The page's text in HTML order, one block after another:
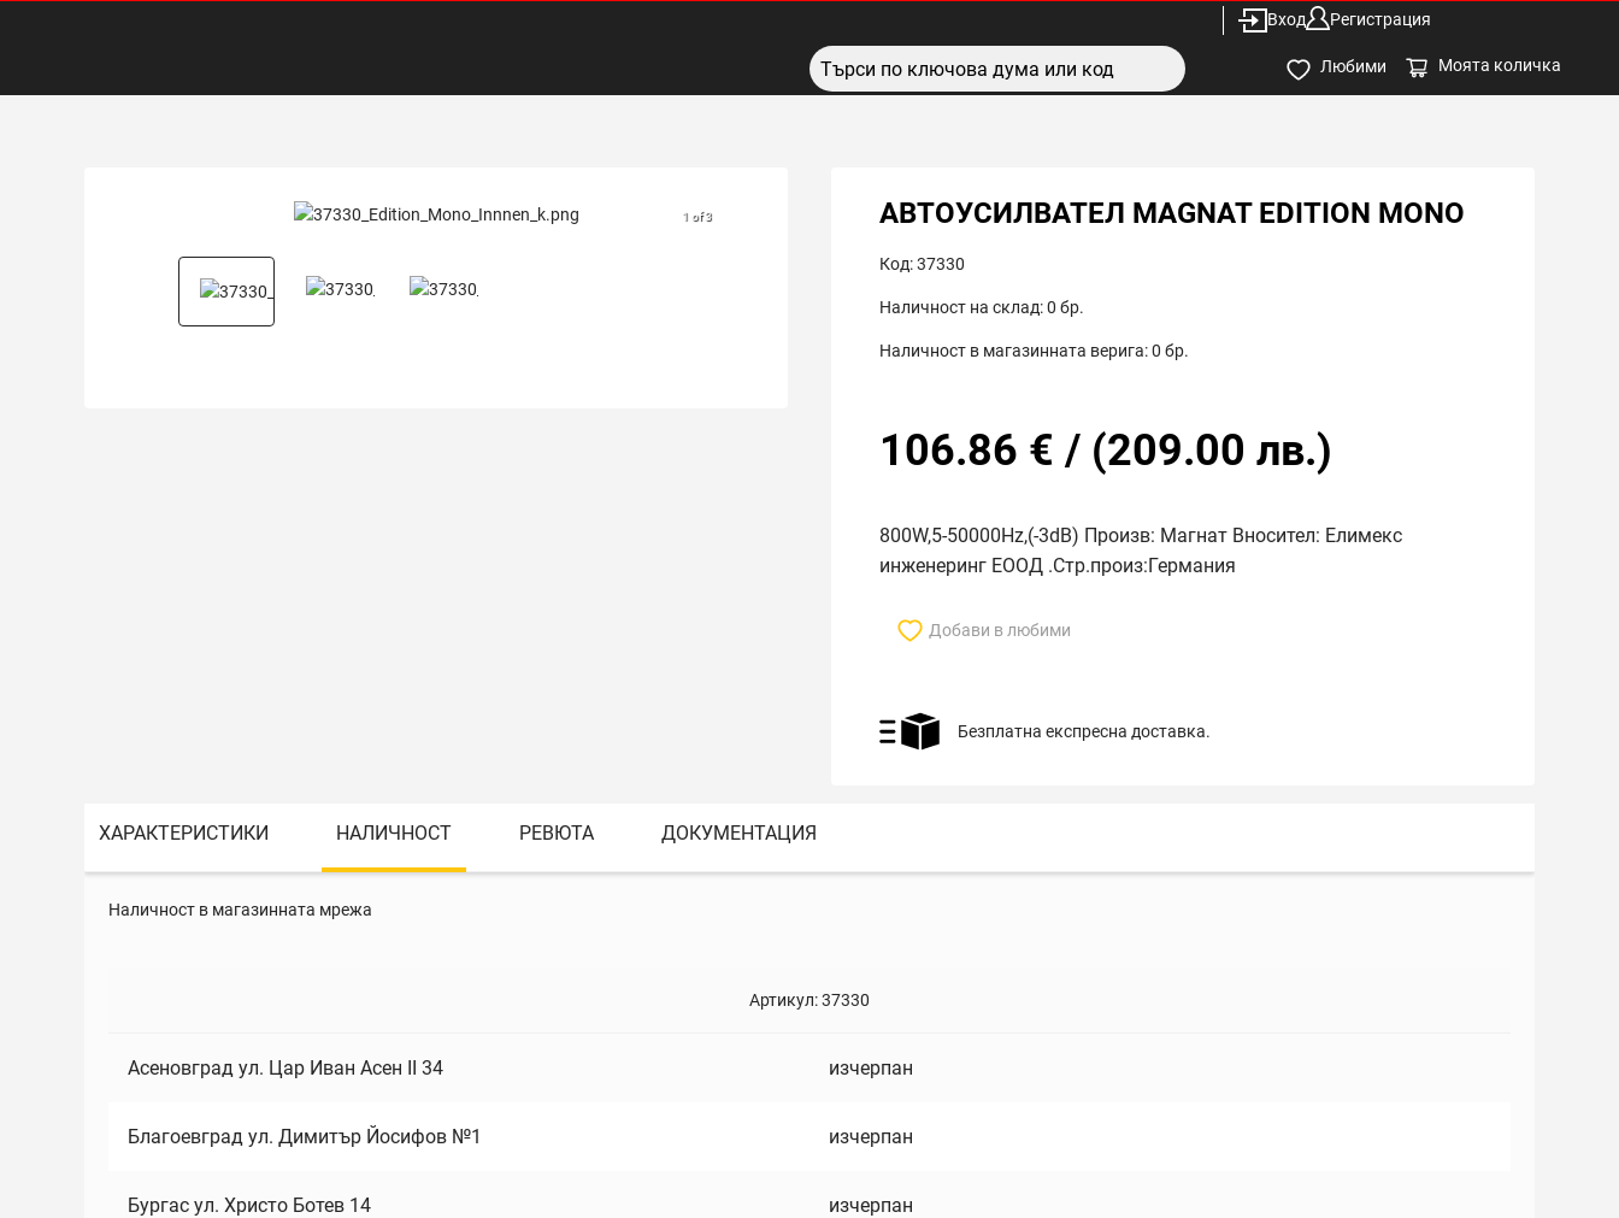
Вход Регистрация
Любими Моята количка
1 of 3 АВТОУСИЛВАТЕЛ MAGNAT EDITION MONO
Код:37330
Наличност на склад:0 бр.
Наличност в магазинната верига:0 бр.
106.86 € / (209.00 лв.)
800W,5-50000Hz,(-3dB) Произв: Магнат Вносител: Елимекс
инженеринг ЕООД .Стр.произ:Германия
Добави в любими
Безплатна експресна доставка.
ХАРАКТЕРИСТИКИ НАЛИЧНОСТ РЕВЮТА ДОКУМЕНТАЦИЯ
Наличност в магазинната мрежа
Артикул:37330
Асеновград ул. Цар Иван Асен II 34 изчерпан
Благоевград ул. Димитър Йосифов №1 изчерпан
Бургас ул. Христо Ботев 14 изчерпан